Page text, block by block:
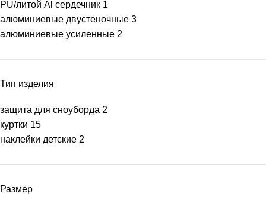
PU/литой Al сердечник 1
алюминиевые двустеночные 3
алюминиевые усиленные 2
Тип изделия
защита для сноуборда 2
куртки 15
наклейки детские 2
Размер